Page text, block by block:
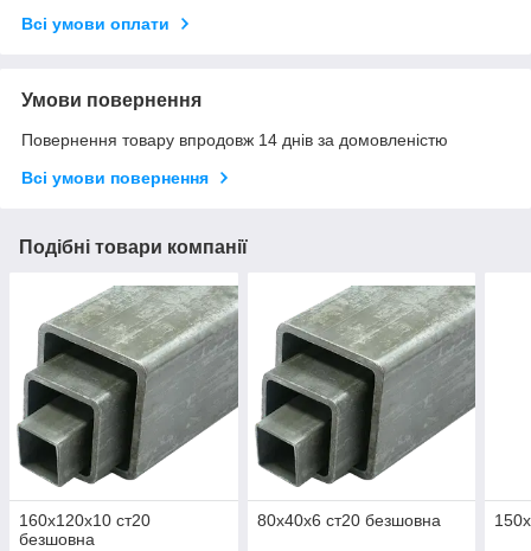
Всі умови оплати
Умови повернення
Повернення товару впродовж 14 днів за домовленістю
Всі умови повернення
Подібні товари компанії
160х120х10 ст20
безшовна
80х40х6 ст20 безшовна